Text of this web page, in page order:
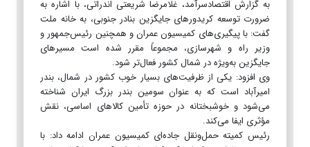
به گزارش اقتصادسرآمد، غلامرضا شریعتی اندراتی، با اشاره به
ضرورت توسعه کریدورهای جایگزین بنادر جنوبی، به خانه ملت
گفت: با پیگیری‌های کمیسیون عمران و همچنین رئیس‌جمهور و
وزیر راه و شهرسازی، مجموعاً مقرر شده است مسیرهای
جایگزین به‌ویژه در شمال کشور فعال‌تر شود.
وی افزود: یکی از ظرفیت‌های بسیار خوب کشور در شمال، بندر
امیرآباد است که به عنوان سومین بندر بزرگ ایران شناخته
می‌شود و خوشبختانه در حوزه تأمین کالاهای اساسی، نقش
مؤثری ایفا می‌کند.
رئیس کمیته حمل‌ونقل جاده‌ای کمیسیون عمران ادامه داد: با